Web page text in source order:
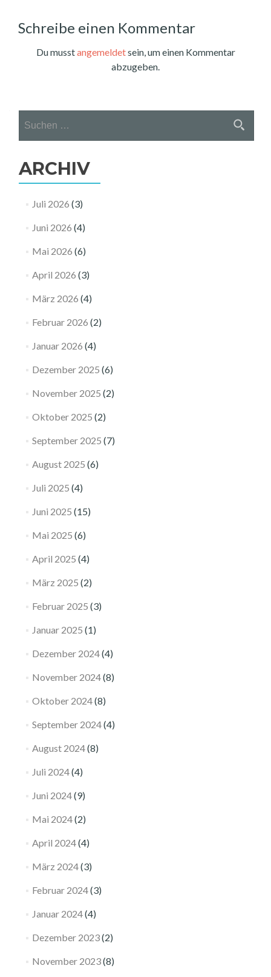
Schreibe einen Kommentar
Du musstangemeldetsein, um einen Kommentar
abzugeben.
nach:
ARCHIV
Juli 2026 (3)
Juni 2026 (4)
Mai 2026 (6)
April 2026 (3)
März 2026 (4)
Februar 2026 (2)
Januar 2026 (4)
Dezember 2025 (6)
November 2025 (2)
Oktober 2025 (2)
September 2025 (7)
August 2025 (6)
Juli 2025 (4)
Juni 2025 (15)
Mai 2025 (6)
April 2025 (4)
März 2025 (2)
Februar 2025 (3)
Januar 2025 (1)
Dezember 2024(4)
November 2024(8)
Oktober 2024(8)
September 2024(4)
August 2024(8)
Juli 2024(4)
Juni 2024(9)
Mai 2024(2)
April 2024(4)
März 2024(3)
Februar 2024(3)
Januar 2024(4)
Dezember 2023(2)
November 2023(8)